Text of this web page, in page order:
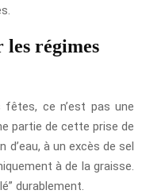
les régimes
ce n’est pas une
partie de cette prise de
à un excès de sel
à de la graisse.
durablement.